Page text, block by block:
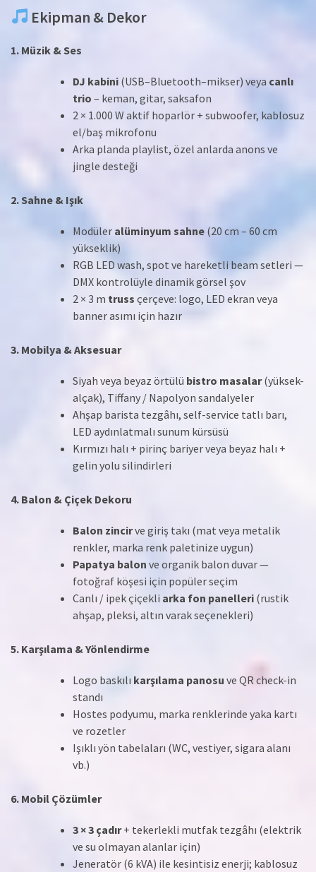
Ekipman & Dekor
1. Müzik & Ses
DJ kabini (USB–Bluetooth–mikser) veya canlı
trio – keman, gitar, saksafon
2 × 1.000 W aktif hoparlör + subwoofer, kablosuz
el/baş mikrofonu
Arka planda playlist, özel anlarda anons ve
jingle desteği
2. Sahne & Işık
Modüler alüminyum sahne (20 cm – 60 cm
yükseklik)
RGB LED wash, spot ve hareketli beam setleri —
DMX kontrolüyle dinamik görsel şov
2 × 3 m truss çerçeve: logo, LED ekran veya
banner asımı için hazır
3. Mobilya & Aksesuar
Siyah veya beyaz örtülü bistro masalar(yüksek-
alçak), Tiffany / Napolyon sandalyeler
Ahşap barista tezgâhı, self-service tatlı barı,
LED aydınlatmalı sunum kürsüsü
Kırmızı halı + pirinç bariyer veya beyaz halı +
gelin yolu silindirleri
4. Balon & Çiçek Dekoru
Balon zincirve giriş takı (mat veya metalik
renkler, marka renk paletinize uygun)
Papatya balon ve organik balon duvar —
fotoğraf köşesi için popüler seçim
Canlı / ipek çiçekli arka fon panelleri (rustik
ahşap, pleksi, altın varak seçenekleri)
5. Karşılama & Yönlendirme
Logo baskılı karşılama panosu ve QR check-in
standı
Hostes podyumu, marka renklerinde yaka kartı
ve rozetler
Işıklı yön tabelaları (WC, vestiyer, sigara alanı
vb.)
6. Mobil Çözümler
3 × 3 çadır+ tekerlekli mutfak tezgâhı (elektrik
ve su olmayan alanlar için)
Jeneratör (6 kVA) ile kesintisiz enerji; kablosuz